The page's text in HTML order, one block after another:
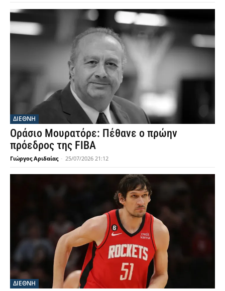
ΔΙΕΘΝΗ
Οράσιο Μουρατόρε: Πέθανε ο πρώην
πρόεδρος της FIBA
Γιώργος Αριδαίας - 25/07/2026 21:12
ΔΙΕΘΝΗ